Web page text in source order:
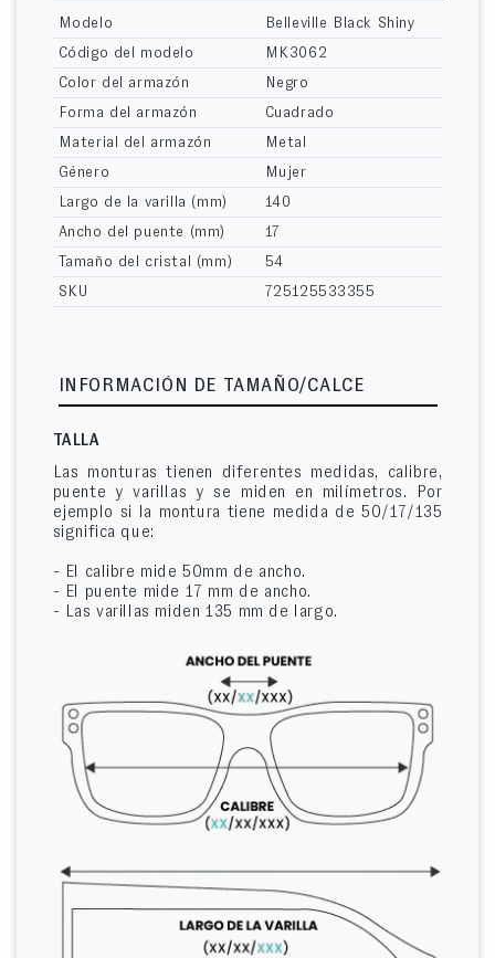
Modelo
Belleville Black Shiny
Código del modelo
MK3062
Color del armazón
Negro
Forma del armazón
Cuadrado
Material del armazón
Metal
Género
Mujer
Largo de la varilla (mm)
140
Ancho del puente (mm)
17
Tamaño del cristal (mm)
54
SKU
725125533355
INFORMACIÓN DE TAMAÑO/CALCE
TALLA
Las monturas tienen diferentes medidas, calibre,
puente y varillas y se miden en milímetros. Por
ejemplo si la montura tiene medida de 50/17/135
significa que:
- El calibre mide 50mm de ancho.
- El puente mide 17 mm de ancho.
- Las varillas miden 135 mm de largo.